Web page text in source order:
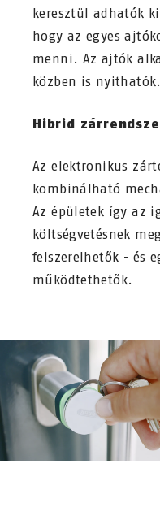
keresztül adhatók
hogy az egyes
menni. Az ajtók
közben is nyithatók.
Hibrid
Az elektronikus
kombinálható
Az épületek így az
költségvetésnek
felszerelhetők - és
működtethetők.